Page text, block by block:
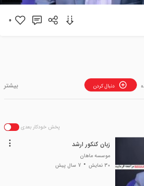
0
دنبال کردن
پخش خودکار بعدی
زبان کنکور ارشد
موسسه ماهان
30 نمایش
7 سال پیش